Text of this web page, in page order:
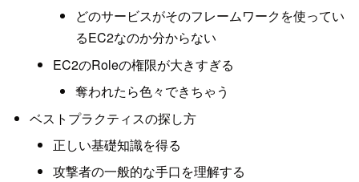
どのサービスがそのフレームワークを使ってい
るEC2なのか分からない
EC2のRoleの権限が大きすぎる
奪われたら色々できちゃう
ベストプラクティスの探し方
正しい基礎知識を得る
攻撃者の一般的な手口を理解する